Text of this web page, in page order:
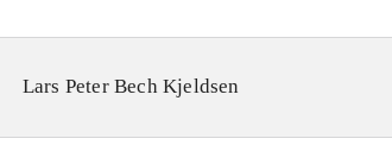
Lars Peter Bech Kjeldsen